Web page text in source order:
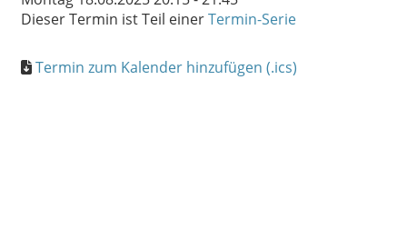
Dieser Termin ist Teil einerTermin-Serie
Termin zum Kalender hinzufügen (.ics)